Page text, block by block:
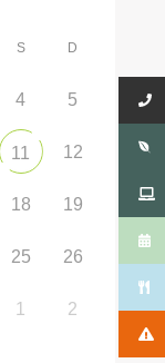
S D
4 5
11 12
18 19
25 26
1 2